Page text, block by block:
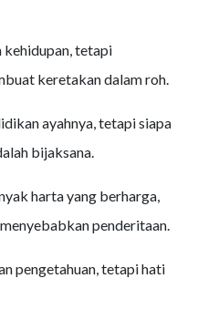
kehidupan, tetapi
keretakan dalam roh.
ayahnya, tetapi siapa
bijaksana.
harta yang berharga,
penderitaan.
pengetahuan, tetapi hati